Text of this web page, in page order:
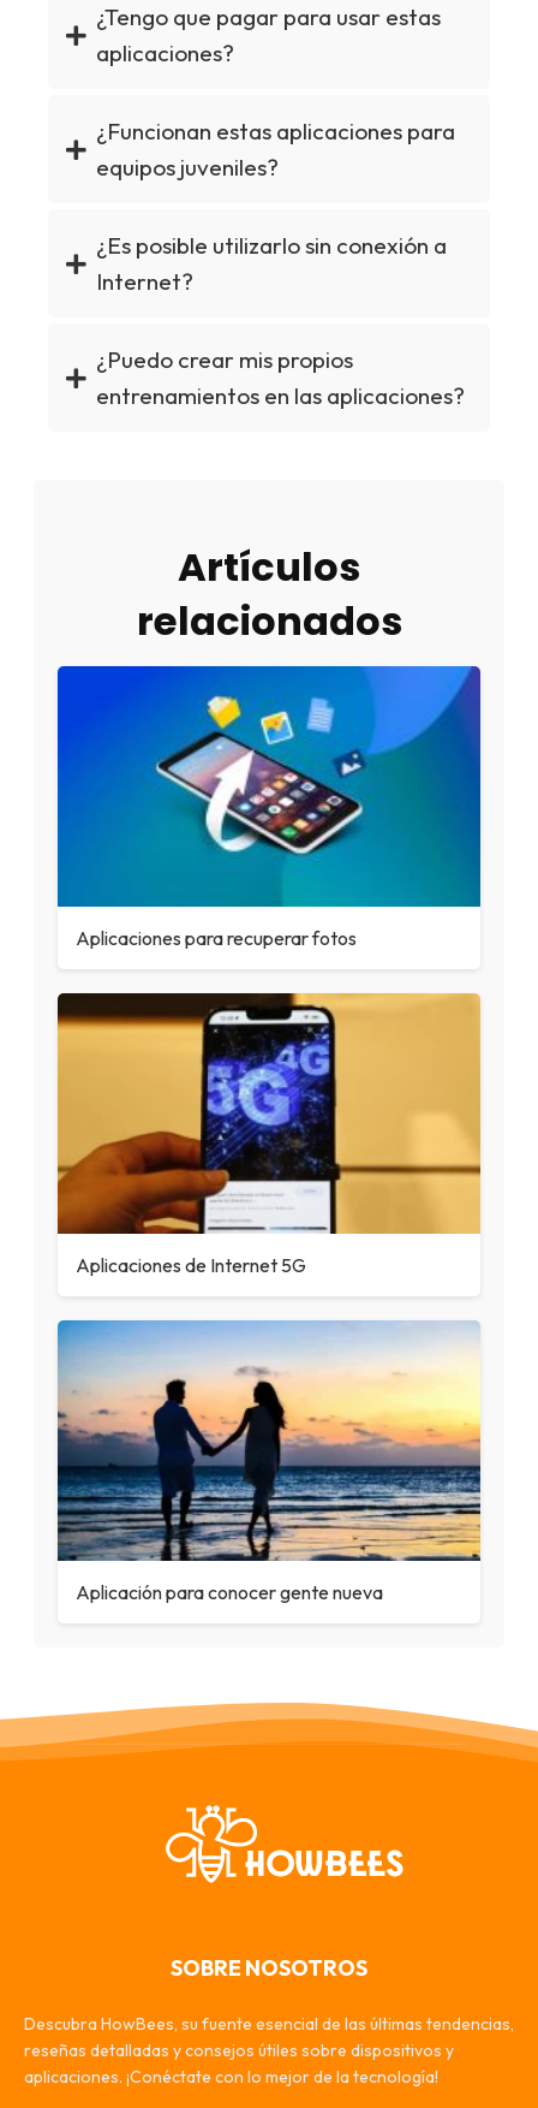
¿Tengo que pagar para usar estas
aplicaciones?
¿Funcionan estas aplicaciones para
equipos juveniles?
¿Es posible utilizarlo sin conexión a
Internet?
¿Puedo crear mis propios
entrenamientos en las aplicaciones?
Artículos
relacionados
Aplicaciones para recuperar fotos
Aplicaciones de Internet 5G
Aplicación para conocer gente nueva
SOBRE NOSOTROS
Descubra HowBees, su fuente esencial de las últimas tendencias,
reseñas detalladas y consejos útiles sobre dispositivos y
aplicaciones. ¡Conéctate con lo mejor de la tecnología!